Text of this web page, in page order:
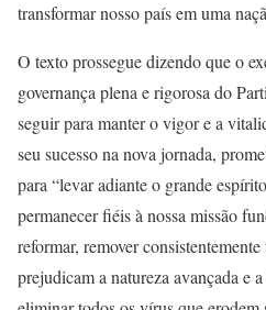
transformar nosso país em uma
O texto prossegue dizendo que o
governança plena e rigorosa do
seguir para manter o vigor e a
seu sucesso na nova jornada,
para “levar adiante o grande
permanecer fiéis à nossa missão
reformar, remover
prejudicam a natureza avançada e